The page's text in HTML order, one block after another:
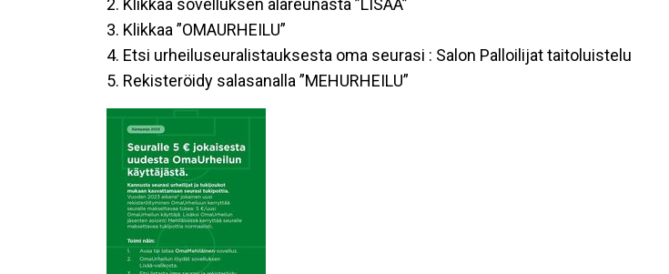
3. Klikkaa ”OMAURHEILU”
4. Etsi urheiluseuralistauksesta oma seurasi : Salon Palloilijat taitoluistelu
5. Rekisteröidy salasanalla ”MEHURHEILU”